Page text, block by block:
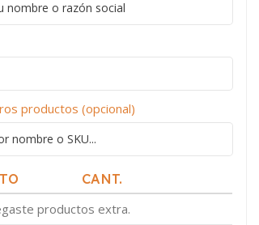
productos (opcional)
CANT.
productos extra.